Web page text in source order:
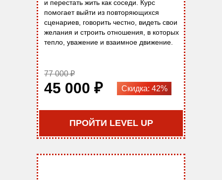
Скидка: 42%
и перестать жить как соседи. Курс
помогает выйти из повторяющихся
сценариев, говорить честно, видеть свои
желания и строить отношения, в которых
тепло, уважение и взаимное движение.
ПРОЙТИ LEVEL UP
45 000 ₽
77 000 ₽